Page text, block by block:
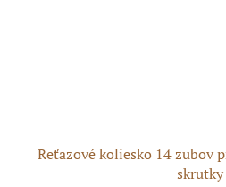
Reťazové koliesko 14 zubov
skrutky